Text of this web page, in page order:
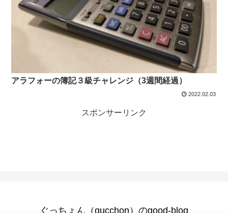
アラフォーの簿記３級チャレンジ（3週間経過）
2022.02.03
スポンサーリンク
ぐっちょん（gucchon）のgood-blog